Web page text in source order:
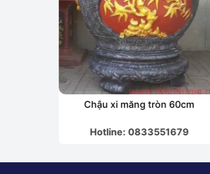
Chậu xi măng tròn 60cm
Hotline: 0833551679